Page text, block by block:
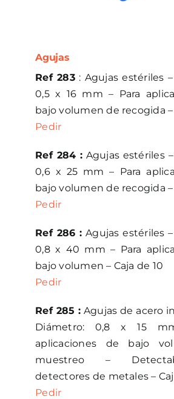
Agujas
Ref 283: Agujas estériles
0,5 x 16 mm – Para
bajo volumen de recogida –
Pedir
Ref 284 : Agujas estériles
0,6 x 25 mm – Para
bajo volumen de recogida –
Pedir
Ref 286 : Agujas estériles
0,8 x 40 mm – Para
bajo volumen – Caja de 10
Pedir
Ref 285 : Agujas de acero
Diámetro: 0,8 x 15
aplicaciones de bajo
muestreo –
detectores de metales –
Pedir